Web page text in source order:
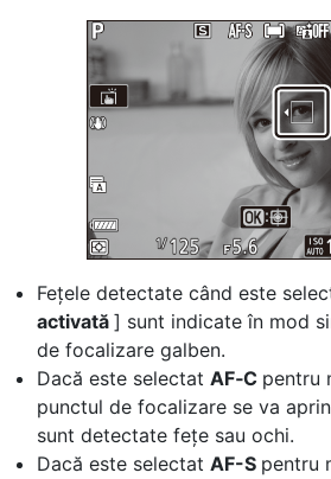
Fețele detectate când este
activată ] sunt indicate în mod
de focalizare galben.
Dacă este selectat AF‑C pentru
punctul de focalizare se va
sunt detectate fețe sau ochi.
Dacă este selectat AF-S pentru